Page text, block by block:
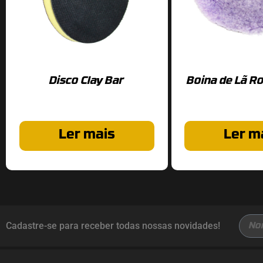
Disco Clay Bar
Ler mais
Boina de Lã
Ler
Cadastre-se para receber todas nossas novidades!